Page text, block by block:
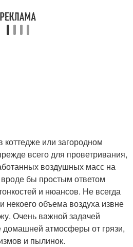
или загородном
всего для проветривания,
воздушных масс на
бы простым ответом
и нюансов. Не всегда
некоего объема воздуха извне
Очень важной задачей
домашней атмосферы от грязи,
и пылинок.